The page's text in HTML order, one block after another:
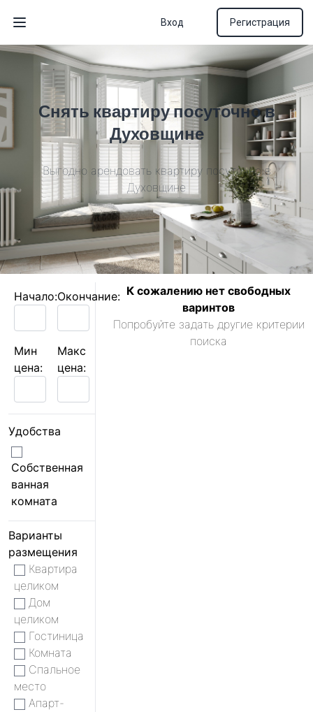
Открыть меню
Вход Регистрация
Снять квартиру посуточно в
Духовщине
Выгодно арендовать квартиру посуточно в
Духовщине
Начало:Окончание:
Мин
цена:
Макс
цена:
Удобства
Собственная
ванная
комната
Варианты
размещения
Квартира
целиком
Дом
целиком
Гостиница
Комната
Спальное
место
Апарт-
К сожалению нет свободных
варинтов
Попробуйте задать другие критерии
поиска